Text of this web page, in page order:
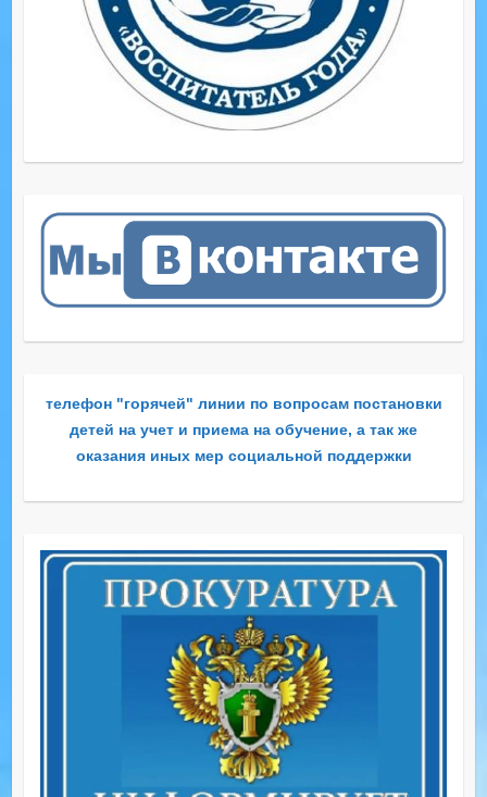
телефон "горячей" линии по вопросам постановки
детей на учет и приема на обучение, а так же
оказания иных мер социальной поддержки